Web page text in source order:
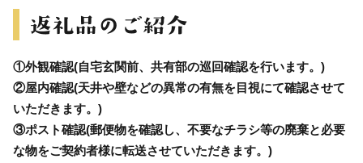
①外観確認(自宅玄関前、共有部の巡回確認を行います。)
②屋内確認(天井や壁などの異常の有無を目視にて確認させて
いただきます。)
③ポスト確認(郵便物を確認し、不要なチラシ等の廃棄と必要
な物をご契約者様に転送させていただきます。)